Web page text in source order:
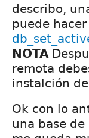
describo,
puede
NOTA
remota
instalción
Ok con lo
una base